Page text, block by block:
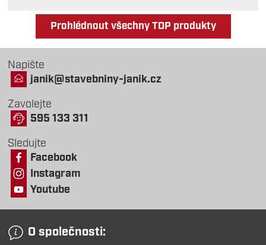
Prohlédnout všechny TOP produkty
Napište
janik@stavebniny-janik.cz
Zavolejte
595 133 311
Sledujte
Facebook
Instagram
Youtube
O společnosti: